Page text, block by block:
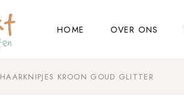
HOME OVER ONS
HAARKNIPJES KROON GOUD GLITTER